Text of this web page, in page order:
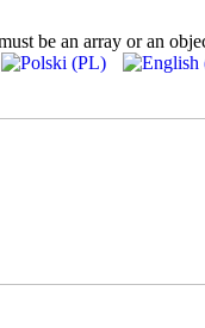
be an array or an